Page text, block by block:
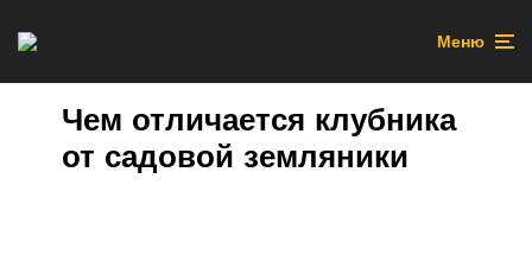
Меню
Чем отличается клубника
от садовой земляники